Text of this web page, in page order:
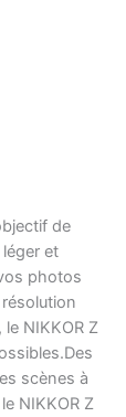
de
et
photos
NIKKOR Z
scènes à
NIKKOR Z